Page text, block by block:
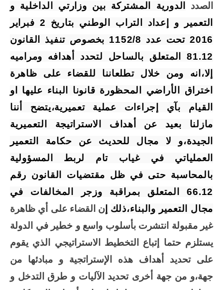
الصدد
الدورية المشتركة بين وزارتي الداخلية و
التعمير و إعداد التراب الوطني بتاريخ 2 فبراير
2016 تحت عدد 1152/8 بخصوص تنفيذ القانون
81.12 المتعلق بالساحل لتحدد أهدافه ومراميه
إلا،انه ومن خلال تطلعاننا للقضاء على ظاهرة
اختراق الأراضي المحظورة قانونا البناء عليها او
القيام بآي إجراءات عملية تعميرية،يتضح أننا
مازلنا بعيد عن أهداف الاستراتيجة التعميرية
الجيدة،و لا مجال للحديث عن حكامة التعمير
العملياتي في غياب تام لربط المسؤولية
بالمحاسبة حتى في ظل مقتضيات ا لقانون رقم
66.12 المتعلق بمراقبة وزجر المخالفات في
مجال التعمير والبناء،ذلك ن القضاء على أي ظاهرة
غير مقبولة انتشرت بأسلوب واسع و خطير في الدولة
يستلزم حتما إتباع التخطيط الاستراتيجي الذي يقوم
على تحديد أهداف هذه الإستراتجية و مبادئها من
جهة،و من جهة أخرى تحديد الآليات و طرق التدخل و